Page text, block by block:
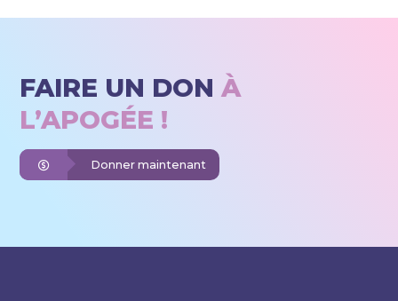
FAIRE UN DONÀ
L’APOGÉE !
Donner maintenant